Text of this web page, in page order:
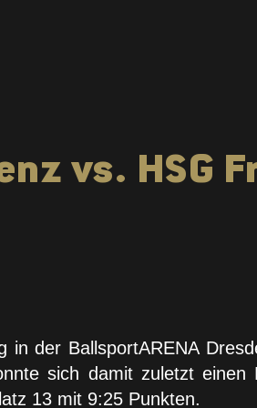
vs. HSG
der BallsportARENA
sich damit zuletzt
13 mit 9:25 Punkten.